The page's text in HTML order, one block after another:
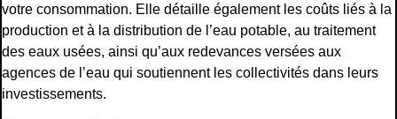
votre consommation. Elle détaille également les coûts liés à la
production et à la distribution de l’eau potable, au traitement
des eaux usées, ainsi qu’aux redevances versées aux
agences de l’eau qui soutiennent les collectivités dans leurs
investissements.